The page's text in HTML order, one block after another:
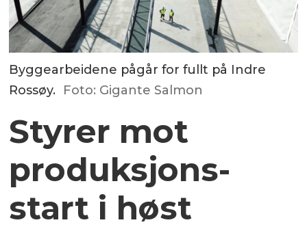
Byggearbeidene pågår for fullt på Indre
Rossøy. Foto: Gigante Salmon
Styrer mot
produksjons­
start i høst